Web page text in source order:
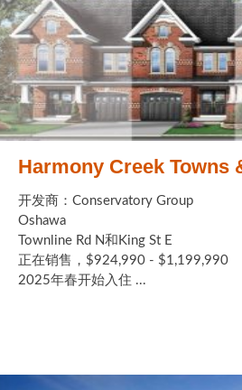
Harmony Creek Towns
开发商：Conservatory Group
Oshawa
Townline Rd N和King St E
正在销售，$924,990 - $1,199,990
2025年春开始入住 ...